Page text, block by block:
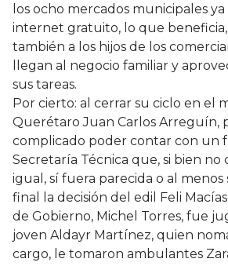
los ocho mercados municipales
internet gratuito, lo que
también a los hijos de los
llegan al negocio familiar y
sus tareas.
Por cierto: al cerrar su ciclo en el
Querétaro Juan Carlos Arreguín,
complicado poder contar con un
Secretaría Técnica que, si bien
igual, sí fuera parecida o al menos
final la decisión del edil Feli
de Gobierno, Michel Torres, fue
joven Aldayr Martínez, quien
cargo, le tomaron ambulantes